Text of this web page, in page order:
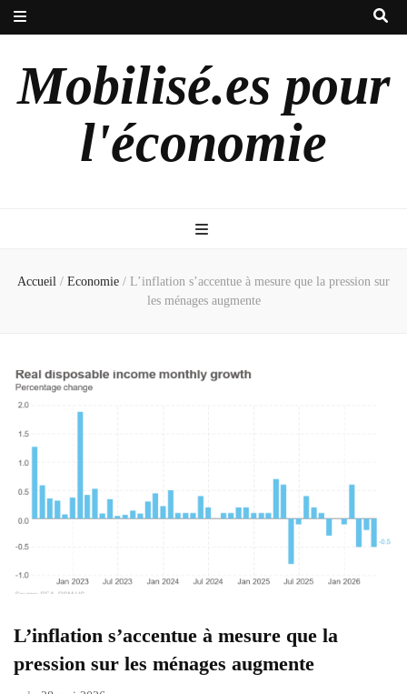
Mobilisé.es pour
l'économie
Accueil / Economie / L’inflation s’accentue à mesure que la pression sur
les ménages augmente
L’inflation s’accentue à mesure que la
pression sur les ménages augmente